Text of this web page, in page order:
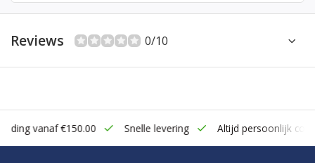
Reviews 0/10
vanaf €150.00 Snelle levering Altijd persoonlijk